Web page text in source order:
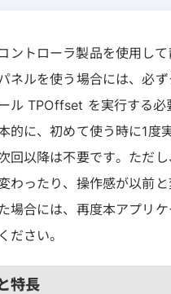
ントローラ製品を使用し
ネルを使う場合には、必
ル TPOffset を実行する必
的に、初めて使う時に1度
回以降は不要です。ただ
わったり、操作感が以前と
場合には、再度本アプリ
ださい。
特長